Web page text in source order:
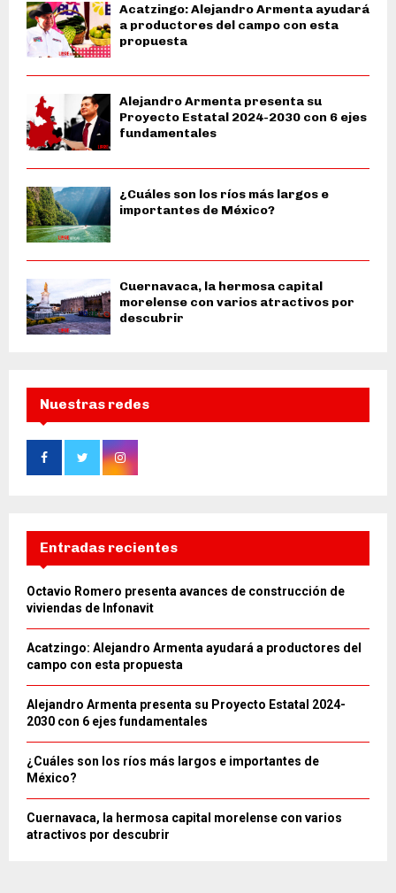
Acatzingo: Alejandro Armenta ayudará
a productores del campo con esta
propuesta
Alejandro Armenta presenta su
Proyecto Estatal 2024-2030 con 6 ejes
fundamentales
¿Cuáles son los ríos más largos e
importantes de México?
Cuernavaca, la hermosa capital
morelense con varios atractivos por
descubrir
Nuestras redes
Entradas recientes
Octavio Romero presenta avances de construcción de
viviendas de Infonavit
Acatzingo: Alejandro Armenta ayudará a productores del
campo con esta propuesta
Alejandro Armenta presenta su Proyecto Estatal 2024-
2030 con 6 ejes fundamentales
¿Cuáles son los ríos más largos e importantes de
México?
Cuernavaca, la hermosa capital morelense con varios
atractivos por descubrir